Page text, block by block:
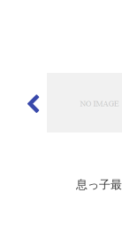
息っ子